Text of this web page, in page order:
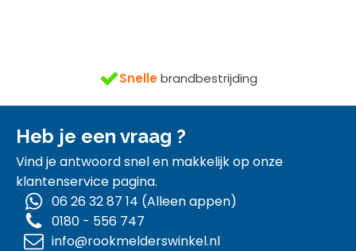
Snellebrandbestrijding
Heb je een vraag ?
Vind je antwoord snel en makkelijk op onze
klantenservice pagina.
06 26 32 87 14 (Alleen appen)
0180 - 556 747
info@rookmelderswinkel.nl